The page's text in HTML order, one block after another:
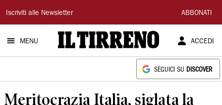
Il
Tirreno
Iscriviti alle Newsletter ABBONATI
MENU ACCEDI
SEGUICI SU DISCOVER
Meritocrazia Italia, siglata la